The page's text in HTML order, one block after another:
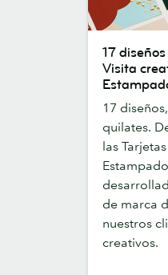
diseños
Visita
creativas
con
Estampado
Oro
17
Visita
17
quilates.
las
de marca
nuestros
creativos.